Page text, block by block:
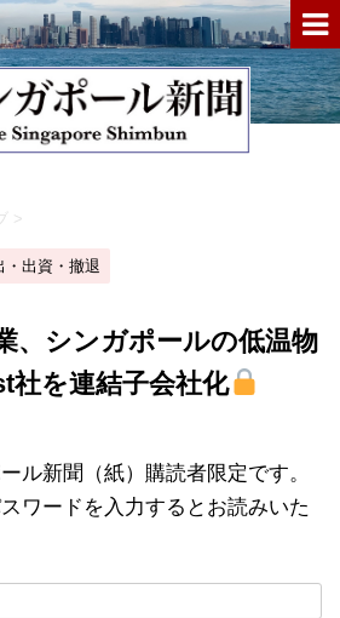
>
・出資・撤退
、シンガポールの低温物
社を連結子会社化
ル新聞（紙）購読者限定です。
ワードを入力するとお読みいた